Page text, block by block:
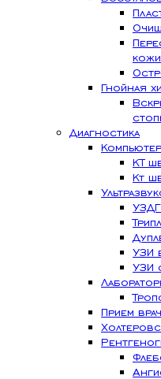
кожи
Гнойная
Диагностика
КТ
Кт
УЗИ
УЗИ
Прием